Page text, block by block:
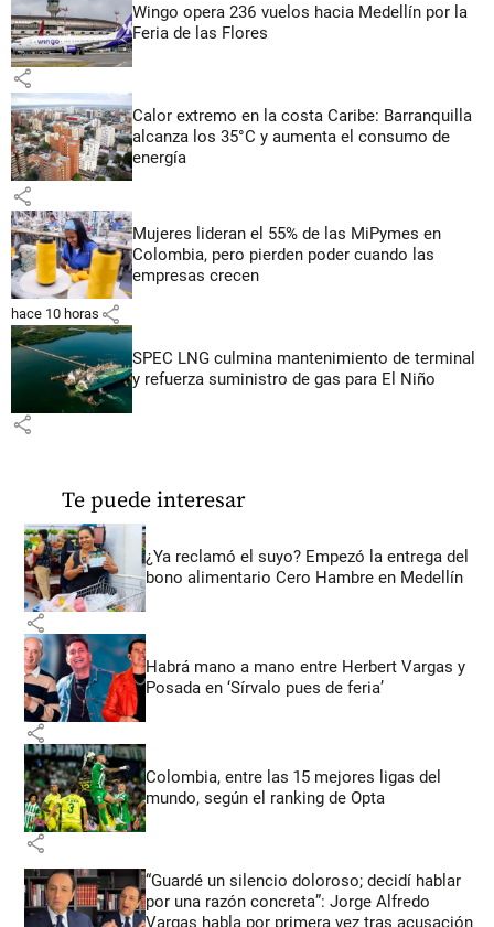
Wingo opera 236 vuelos hacia Medellín por la
Feria de las Flores
share
Calor extremo en la costa Caribe: Barranquilla
alcanza los 35°C y aumenta el consumo de
energía
share
Mujeres lideran el 55% de las MiPymes en
Colombia, pero pierden poder cuando las
empresas crecen
hace 10 horas share
SPEC LNG culmina mantenimiento de terminal
y refuerza suministro de gas para El Niño
share
Te puede interesar
¿Ya reclamó el suyo? Empezó la entrega del
bono alimentario Cero Hambre en Medellín
share
Habrá mano a mano entre Herbert Vargas y
Posada en ‘Sírvalo pues de feria’
share
Colombia, entre las 15 mejores ligas del
mundo, según el ranking de Opta
share
“Guardé un silencio doloroso; decidí hablar
por una razón concreta”: Jorge Alfredo
Vargas habla por primera vez tras acusación